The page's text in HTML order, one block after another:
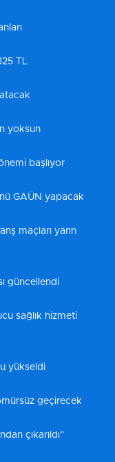
TL
yoksun
başlıyor
GAÜN yapacak
maçları yarın
güncellendi
sağlık hizmeti
yükseldi
geçirecek
çıkarıldı”